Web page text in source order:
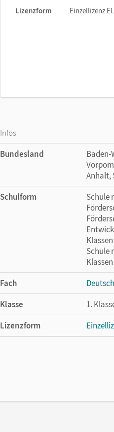
Lizenzform
Einzellizenz EL
Infos
Bundesland
Baden-
Anhalt,
Schulform
Schule
Schule
Fach
Deutsch
Klasse
1.
Lizenzform